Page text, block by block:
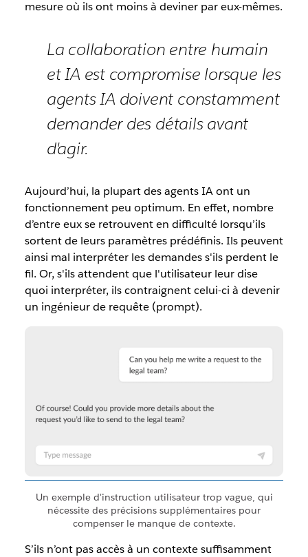
mesure où ils ont moins à deviner par eux-mêmes.
La collaboration entre humain
et IA est compromise lorsque les
agents IA doivent constamment
demander des détails avant
d'agir.
Aujourd’hui, la plupart des agents IA ont un
fonctionnement peu optimum. En effet, nombre
d’entre eux se retrouvent en difficulté lorsqu’ils
sortent de leurs paramètres prédéfinis. Ils peuvent
ainsi mal interpréter les demandes s'ils perdent le
fil. Or, s'ils attendent que l'utilisateur leur dise
quoi interpréter, ils contraignent celui-ci à devenir
un ingénieur de requête (prompt).
Un exemple d'instruction utilisateur trop vague, qui
nécessite des précisions supplémentaires pour
compenser le manque de contexte.
S’ils n’ont pas accès à un contexte suffisamment